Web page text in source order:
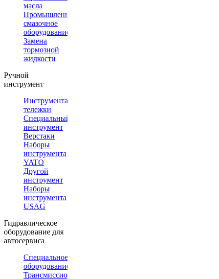
масла
Промышленное
смазочное
оборудование
Замена
тормозной
жидкости
Ручной
инструмент
Инструментальные
тележки
Специальный
инструмент
Верстаки
Наборы
инструмента
YATO
Другой
инструмент
Наборы
инструмента
USAG
Гидравлическое
оборудование для
автосервиса
Специальное
оборудование
Трансмиссионные